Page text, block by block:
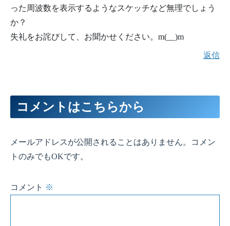
った周波数を表示するようなスケッチなど無理でしょう
か？
失礼をお詫びして、お聞かせください。m(__)m
返信
コメントはこちらから
メールアドレスが公開されることはありません。コメン
トのみでもOKです。
コメント ※